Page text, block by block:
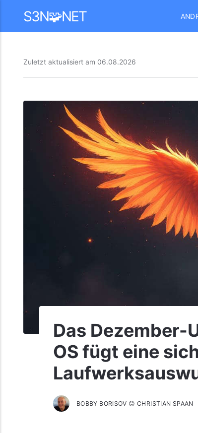
S3N🧩NET
Zuletzt aktualisiert am 06.08.2026
Das Dezember-
OS fügt eine
BOBBY BORISOV 😛 CHRISTIAN SPAAN